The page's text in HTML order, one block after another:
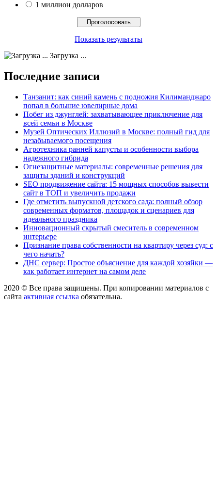
1 миллион долларов
Показать результаты
Загрузка ...
Последние записи
Танзанит: как синий камень с подножия Килиманджаро
попал в большие ювелирные дома
Побег из джунглей: захватывающее приключение для
всей семьи в Москве
Музей Оптических Иллюзий в Москве: полный гид для
незабываемого посещения
Агротехника ранней капусты и особенности выбора
надежного гибрида
Огнезащитные материалы: современные решения для
защиты зданий и конструкций
SEO продвижение сайта: 15 мощных способов вывести
сайт в ТОП и увеличить продажи
Где отметить выпускной детского сада: полный обзор
современных форматов, площадок и сценариев для
идеального праздника
Инновационный скрытый смеситель в современном
интерьере
Признание права собственности на квартиру через суд: с
чего начать?
ДНС сервер: Простое объяснение для каждой хозяйки —
как работает интернет на самом деле
2020 © Все права защищены. При копировании материалов с
сайта активная ссылка обязательна.